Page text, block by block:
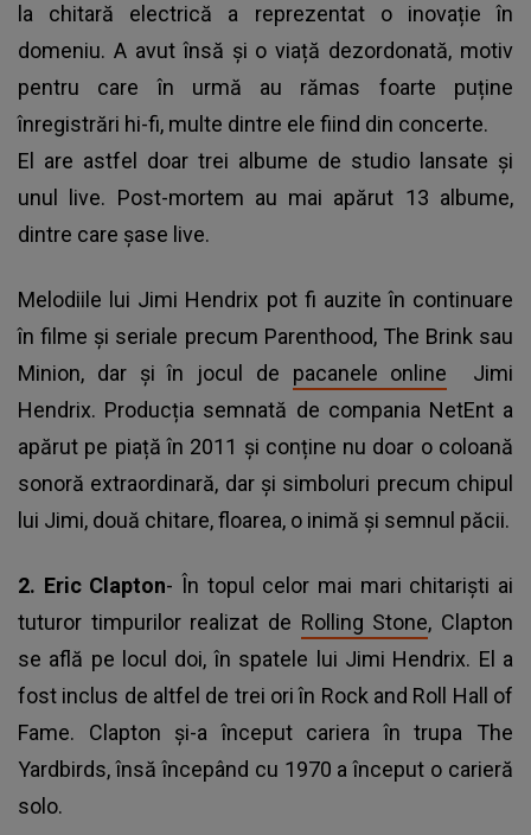
la chitară electrică a reprezentat o inovație în
domeniu. A avut însă și o viață dezordonată, motiv
pentru care în urmă au rămas foarte puține
înregistrări hi-fi, multe dintre ele fiind din concerte.
El are astfel doar trei albume de studio lansate și
unul live. Post-mortem au mai apărut 13 albume,
dintre care șase live.
Melodiile lui Jimi Hendrix pot fi auzite în continuare
în filme și seriale precum Parenthood, The Brink sau
Minion, dar și în jocul de pacanele online Jimi
Hendrix. Producția semnată de compania NetEnt a
apărut pe piață în 2011 și conține nu doar o coloană
sonoră extraordinară, dar și simboluri precum chipul
lui Jimi, două chitare, floarea, o inimă și semnul păcii.
2. Eric Clapton- În topul celor mai mari chitariști ai
tuturor timpurilor realizat de Rolling Stone, Clapton
se află pe locul doi, în spatele lui Jimi Hendrix. El a
fost inclus de altfel de trei ori în Rock and Roll Hall of
Fame. Clapton și-a început cariera în trupa The
Yardbirds, însă începând cu 1970 a început o carieră
solo.